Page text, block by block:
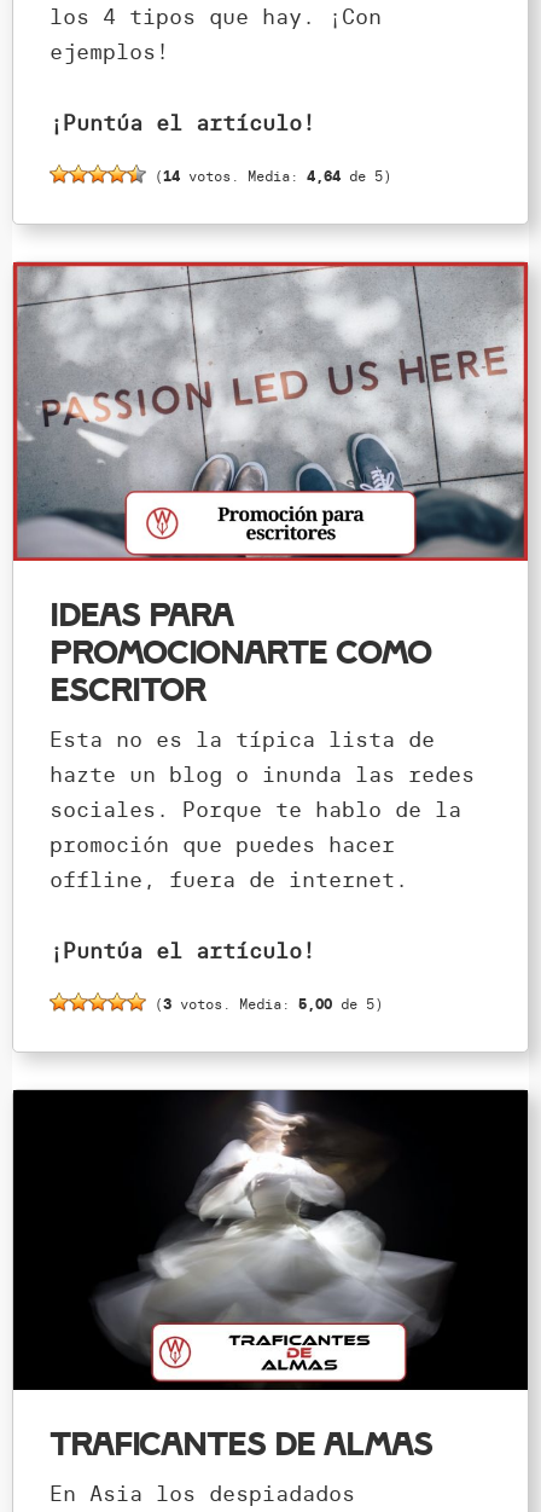
los 4 tipos que hay. ¡Con
ejemplos!
¡Puntúa el artículo!
(14 votos. Media: 4,64 de 5)
Ideas para
promocionarte como
escritor
Esta no es la típica lista de
hazte un blog o inunda las redes
sociales. Porque te hablo de la
promoción que puedes hacer
offline, fuera de internet.
¡Puntúa el artículo!
(3 votos. Media: 5,00 de 5)
Traficantes de almas
En Asia los despiadados